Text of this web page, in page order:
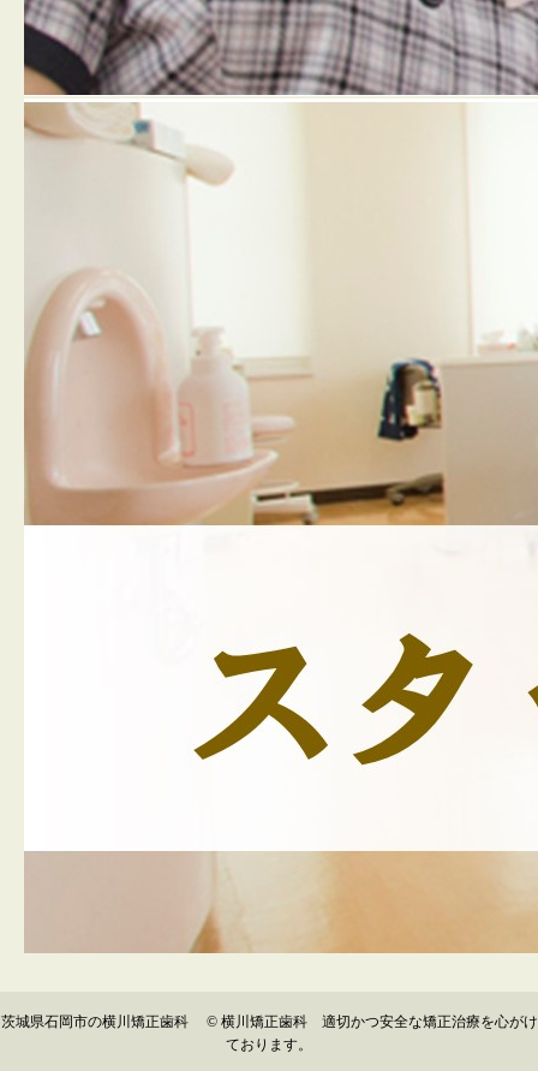
茨城県石岡市の横川矯正歯科 © 横川矯正歯科 適切かつ安全な矯正治療を心がけ
ております。